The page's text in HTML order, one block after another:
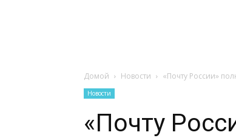
Домой Новости «Почту России»
Новости
«Почту